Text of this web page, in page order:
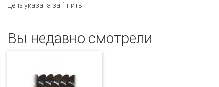
Цена указана за 1 нить!
Вы недавно смотрели